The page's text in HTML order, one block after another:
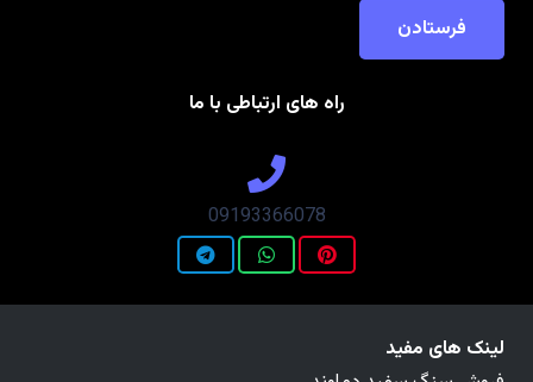
فرستادن
راه های ارتباطی با ما
09193366078
لینک های مفید